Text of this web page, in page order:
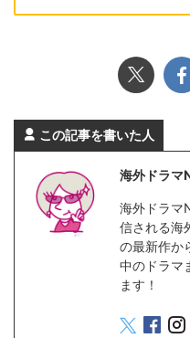
この記事を書いた人
海外ドラマ
海外ドラマ
信される海
の最新作か
中のドラマ
ます！